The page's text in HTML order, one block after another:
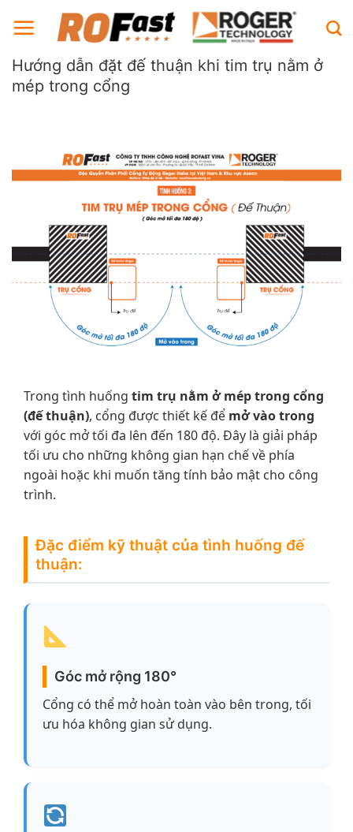
qua
dungHướng dẫn đặt đế thuận khi tim trụ nằm ở
mép trong cổng
Trong tình huống tim trụ nằm ở mép trong cổng
(đế thuận), cổng được thiết kế để mở vào trong
với góc mở tối đa lên đến 180 độ. Đây là giải pháp
tối ưu cho những không gian hạn chế về phía
ngoài hoặc khi muốn tăng tính bảo mật cho công
trình.
Đặc điểm kỹ thuật của tình huống đế
thuận:
Góc mở rộng 180°
Cổng có thể mở hoàn toàn vào bên trong, tối
ưu hóa không gian sử dụng.